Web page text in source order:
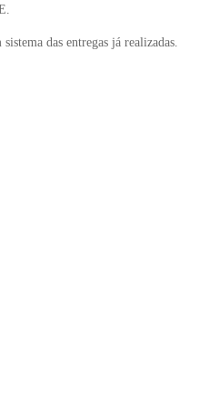
das entregas já realizadas.